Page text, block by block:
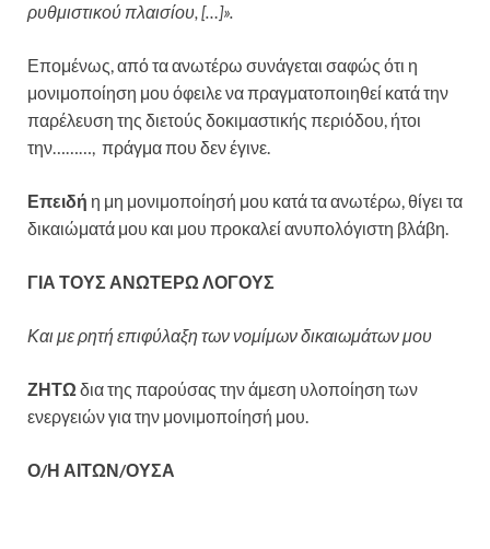
ρυθμιστικού πλαισίου, […]».
Επομένως, από τα ανωτέρω συνάγεται σαφώς ότι η
μονιμοποίηση μου όφειλε να πραγματοποιηθεί κατά την
παρέλευση της διετούς δοκιμαστικής περιόδου, ήτοι
την………, πράγμα που δεν έγινε.
Επειδή η μη μονιμοποίησή μου κατά τα ανωτέρω, θίγει τα
δικαιώματά μου και μου προκαλεί ανυπολόγιστη βλάβη.
ΓΙΑ ΤΟΥΣ ΑΝΩΤΕΡΩ ΛΟΓΟΥΣ
Και με ρητή επιφύλαξη των νομίμων δικαιωμάτων μου
ΖΗΤΩδια της παρούσας την άμεση υλοποίηση των
ενεργειών για την μονιμοποίησή μου.
Ο/Η ΑΙΤΩΝ/ΟΥΣΑ